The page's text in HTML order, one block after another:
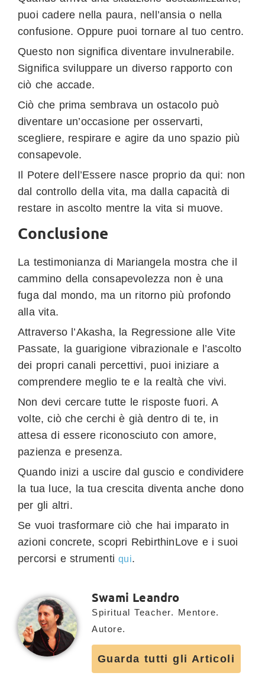
puoi cadere nella paura, nell’ansia o nella
confusione. Oppure puoi tornare al tuo centro.
Questo non significa diventare invulnerabile.
Significa sviluppare un diverso rapporto con
ciò che accade.
Ciò che prima sembrava un ostacolo può
diventare un’occasione per osservarti,
scegliere, respirare e agire da uno spazio più
consapevole.
Il Potere dell’Essere nasce proprio da qui: non
dal controllo della vita, ma dalla capacità di
restare in ascolto mentre la vita si muove.
Conclusione
La testimonianza di Mariangela mostra che il
cammino della consapevolezza non è una
fuga dal mondo, ma un ritorno più profondo
alla vita.
Attraverso l’Akasha, la Regressione alle Vite
Passate, la guarigione vibrazionale e l’ascolto
dei propri canali percettivi, puoi iniziare a
comprendere meglio te e la realtà che vivi.
Non devi cercare tutte le risposte fuori. A
volte, ciò che cerchi è già dentro di te, in
attesa di essere riconosciuto con amore,
pazienza e presenza.
Quando inizi a uscire dal guscio e condividere
la tua luce, la tua crescita diventa anche dono
per gli altri.
Se vuoi trasformare ciò che hai imparato in
azioni concrete, scopri RebirthinLove e i suoi
percorsi e strumentiqui.
Swami Leandro
Spiritual Teacher. Mentore.
Autore.
Guarda tutti gli Articoli